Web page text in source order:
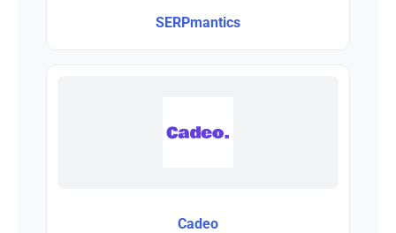
SERPmantics
Cadeo